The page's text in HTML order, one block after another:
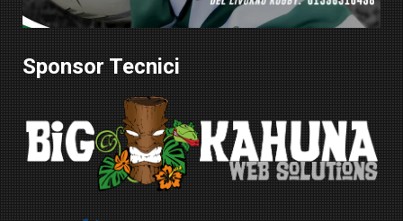
Sponsor Tecnici